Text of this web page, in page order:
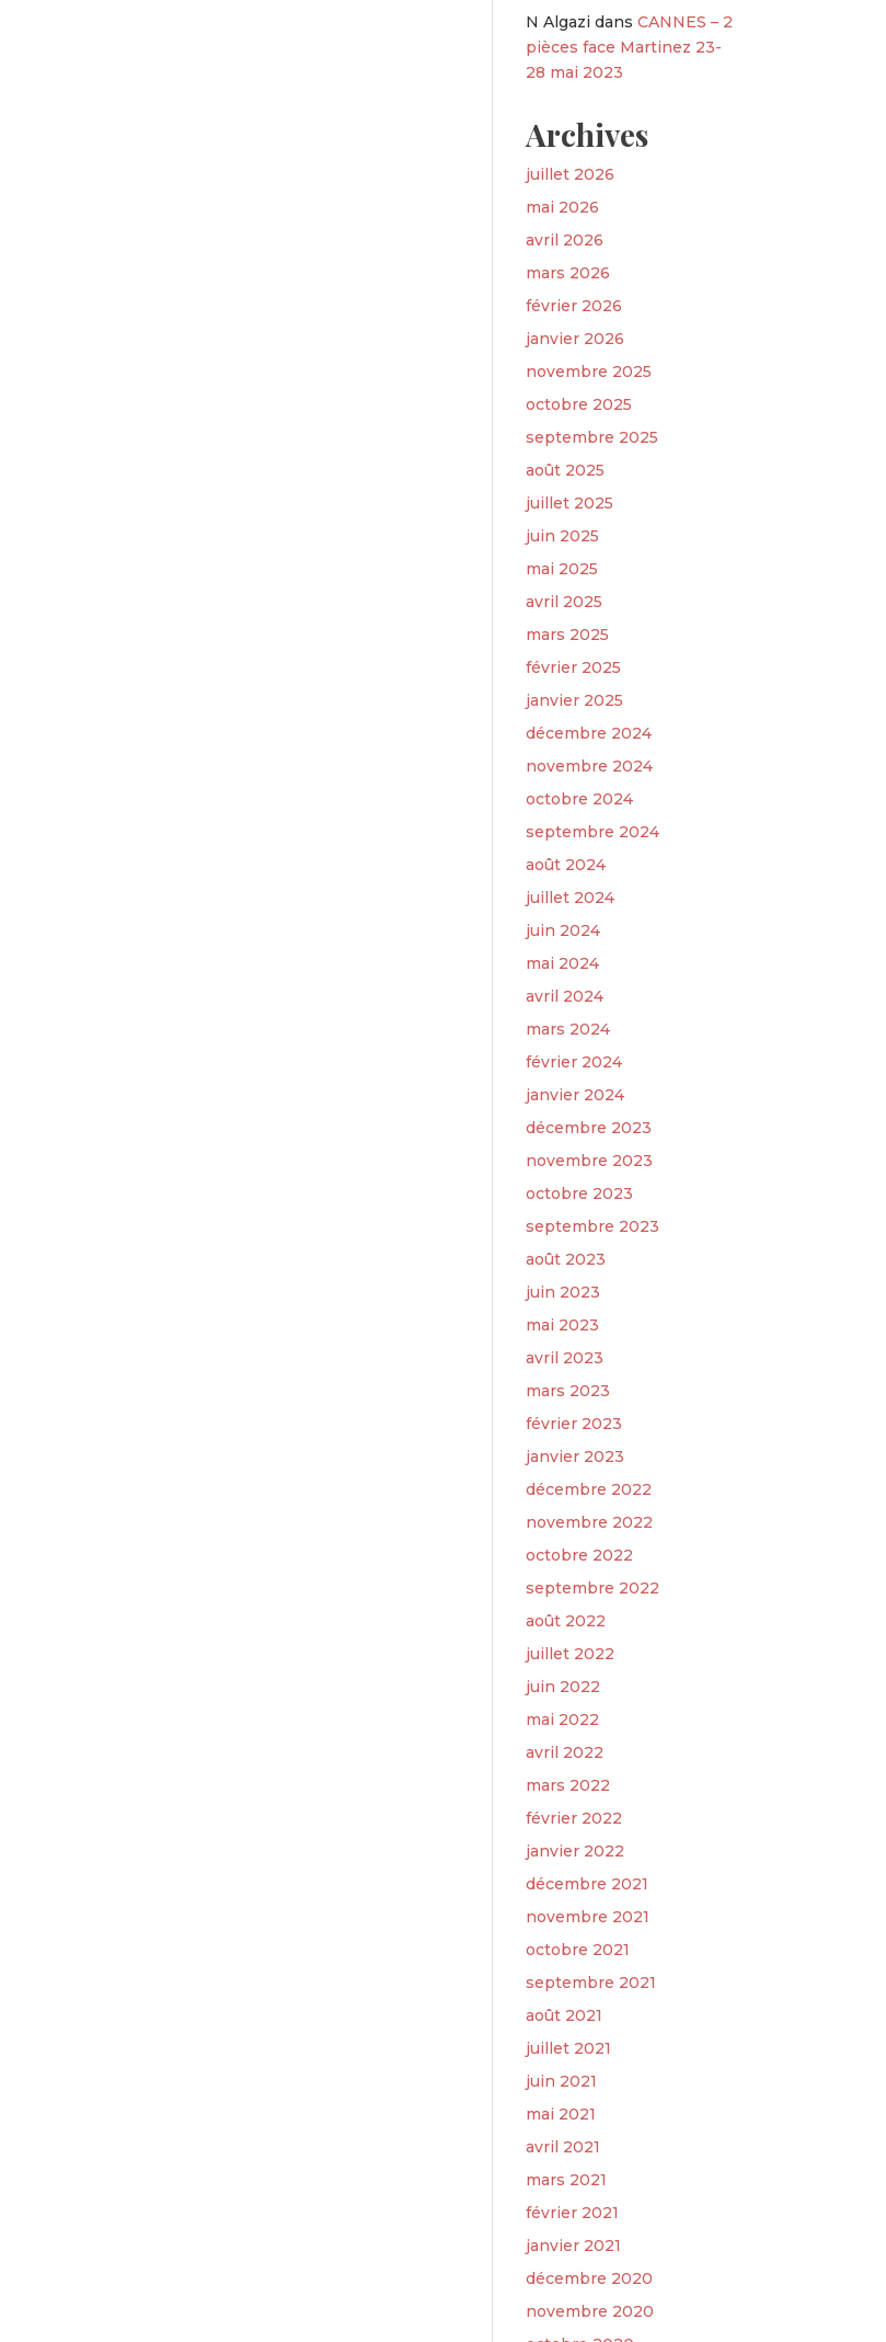
N Algazi dansCANNES – 2
pièces face Martinez 23-
28 mai 2023
Archives
juillet 2026
mai 2026
avril 2026
mars 2026
février 2026
janvier 2026
novembre 2025
octobre 2025
septembre 2025
août 2025
juillet 2025
juin 2025
mai 2025
avril 2025
mars 2025
février 2025
janvier 2025
décembre 2024
novembre 2024
octobre 2024
septembre 2024
août 2024
juillet 2024
juin 2024
mai 2024
avril 2024
mars 2024
février 2024
janvier 2024
décembre 2023
novembre 2023
octobre 2023
septembre 2023
août 2023
juin 2023
mai 2023
avril 2023
mars 2023
février 2023
janvier 2023
décembre 2022
novembre 2022
octobre 2022
septembre 2022
août 2022
juillet 2022
juin 2022
mai 2022
avril 2022
mars 2022
février 2022
janvier 2022
décembre 2021
novembre 2021
octobre 2021
septembre 2021
août 2021
juillet 2021
juin 2021
mai 2021
avril 2021
mars 2021
février 2021
janvier 2021
décembre 2020
novembre 2020